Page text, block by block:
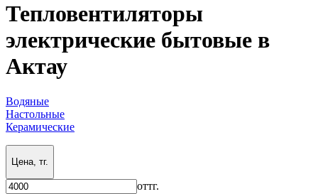
Тепловентиляторы
электрические бытовые в
Актау
Водяные
Настольные
Керамические
Цена, тг.
оттг.